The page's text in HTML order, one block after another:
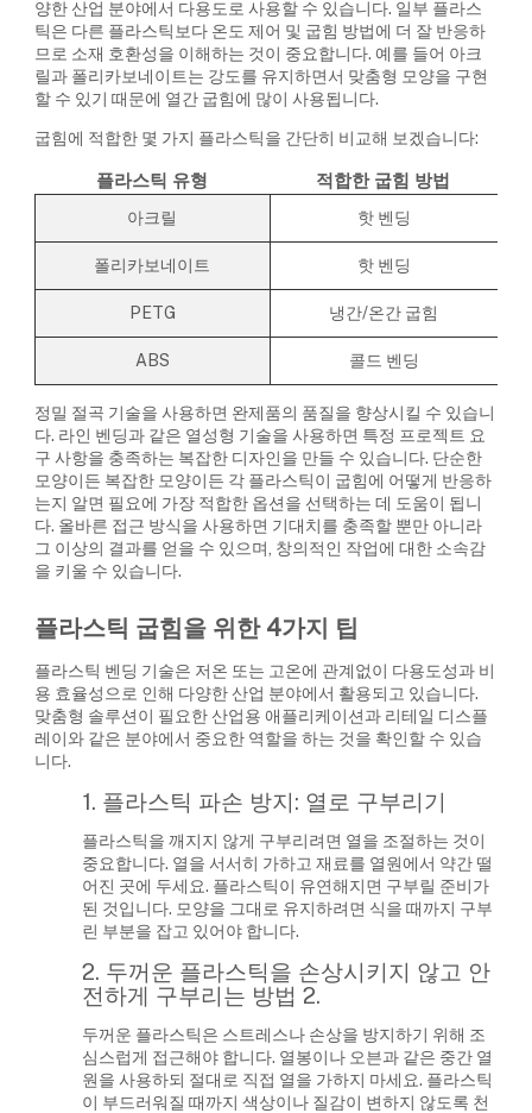
양한 산업 분야에서 다용도로 사용할 수 있습니다. 일부 플라스
틱은 다른 플라스틱보다 온도 제어 및 굽힘 방법에 더 잘 반응하
므로 소재 호환성을 이해하는 것이 중요합니다. 예를 들어 아크
릴과 폴리카보네이트는 강도를 유지하면서 맞춤형 모양을 구현
할 수 있기 때문에 열간 굽힘에 많이 사용됩니다.
굽힘에 적합한 몇 가지 플라스틱을 간단히 비교해 보겠습니다:
플라스틱 유형 적합한 굽힘 방법
아크릴 핫 벤딩
폴리카보네이트 핫 벤딩
PETG 냉간/온간 굽힘
ABS 콜드 벤딩
정밀 절곡 기술을 사용하면 완제품의 품질을 향상시킬 수 있습니
다. 라인 벤딩과 같은 열성형 기술을 사용하면 특정 프로젝트 요
구 사항을 충족하는 복잡한 디자인을 만들 수 있습니다. 단순한
모양이든 복잡한 모양이든 각 플라스틱이 굽힘에 어떻게 반응하
는지 알면 필요에 가장 적합한 옵션을 선택하는 데 도움이 됩니
다. 올바른 접근 방식을 사용하면 기대치를 충족할 뿐만 아니라
그 이상의 결과를 얻을 수 있으며, 창의적인 작업에 대한 소속감
을 키울 수 있습니다.
플라스틱 굽힘을 위한 4가지 팁
플라스틱 벤딩 기술은 저온 또는 고온에 관계없이 다용도성과 비
용 효율성으로 인해 다양한 산업 분야에서 활용되고 있습니다.
맞춤형 솔루션이 필요한 산업용 애플리케이션과 리테일 디스플
레이와 같은 분야에서 중요한 역할을 하는 것을 확인할 수 있습
니다.
1. 플라스틱 파손 방지: 열로 구부리기
플라스틱을 깨지지 않게 구부리려면 열을 조절하는 것이
중요합니다. 열을 서서히 가하고 재료를 열원에서 약간 떨
어진 곳에 두세요. 플라스틱이 유연해지면 구부릴 준비가
된 것입니다. 모양을 그대로 유지하려면 식을 때까지 구부
린 부분을 잡고 있어야 합니다.
2. 두꺼운 플라스틱을 손상시키지 않고 안
전하게 구부리는 방법 2.
두꺼운 플라스틱은 스트레스나 손상을 방지하기 위해 조
심스럽게 접근해야 합니다. 열봉이나 오븐과 같은 중간 열
원을 사용하되 절대로 직접 열을 가하지 마세요. 플라스틱
이 부드러워질 때까지 색상이나 질감이 변하지 않도록 천